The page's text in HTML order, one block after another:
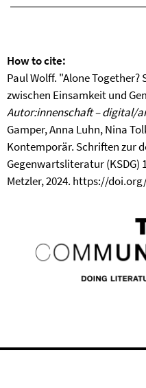
How to cite:
Paul Wolff. "Alone
zwischen Einsamkeit und
Autor:innenschaft – digital/
Gamper, Anna Luhn, Nina
Kontemporär. Schriften zur
Gegenwartsliteratur (KSDG)
Metzler, 2024. https://